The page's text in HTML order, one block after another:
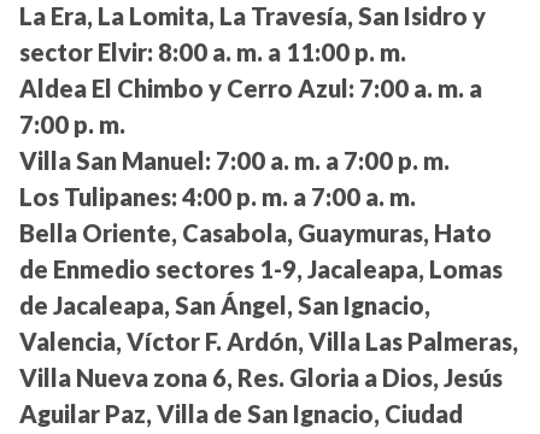
La Era, La Lomita, La Travesía, San Isidro y
sector Elvir: 8:00 a. m. a 11:00 p. m.
Aldea El Chimbo y Cerro Azul: 7:00 a. m. a
7:00 p. m.
Villa San Manuel: 7:00 a. m. a 7:00 p. m.
Los Tulipanes: 4:00 p. m. a 7:00 a. m.
Bella Oriente, Casabola, Guaymuras, Hato
de Enmedio sectores 1-9, Jacaleapa, Lomas
de Jacaleapa, San Ángel, San Ignacio,
Valencia, Víctor F. Ardón, Villa Las Palmeras,
Villa Nueva zona 6, Res. Gloria a Dios, Jesús
Aguilar Paz, Villa de San Ignacio, Ciudad